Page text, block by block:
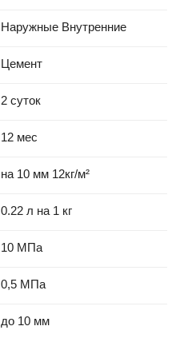
Наружные Внутренние
Цемент
2 суток
12 мес
на 10 мм 12кг/м²
0.22 л на 1 кг
10 МПа
0,5 МПа
до 10 мм